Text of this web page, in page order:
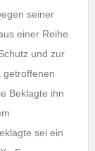
seiner
einer Reihe
und zur
getroffenen
Beklagte ihn
sei ein